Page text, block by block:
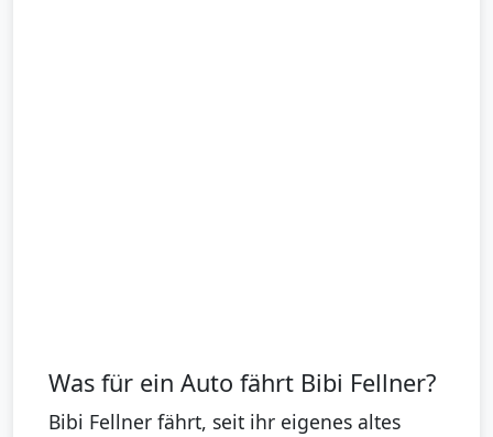
Was für ein Auto fährt Bibi Fellner?
Bibi Fellner fährt, seit ihr eigenes altes